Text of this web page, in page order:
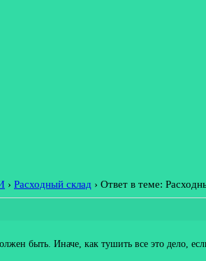
› Расходный склад › Ответ в теме:
быть. Иначе, как тушить все это дело,